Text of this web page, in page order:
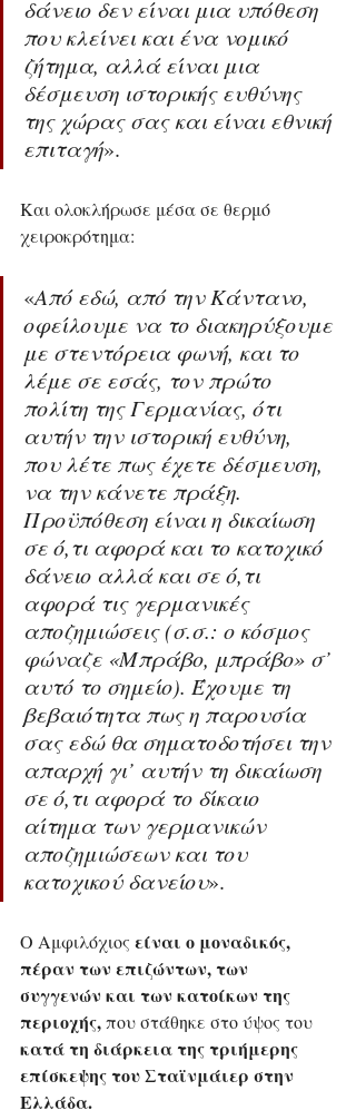
δάνειο δεν είναι μια υπόθεση
που κλείνει και ένα νομικό
ζήτημα, αλλά είναι μια
δέσμευση ιστορικής ευθύνης
της χώρας σας και είναι εθνική
επιταγή».
Και ολοκλήρωσε μέσα σε θερμό
χειροκρότημα:
«Από εδώ, από την Κάντανο,
οφείλουμε να το διακηρύξουμε
με στεντόρεια φωνή, και το
λέμε σε εσάς, τον πρώτο
πολίτη της Γερμανίας, ότι
αυτήν την ιστορική ευθύνη,
που λέτε πως έχετε δέσμευση,
να την κάνετε πράξη.
Προϋπόθεση είναι η δικαίωση
σε ό,τι αφορά και το κατοχικό
δάνειο αλλά και σε ό,τι
αφορά τις γερμανικές
αποζημιώσεις (σ.σ.: ο κόσμος
φώναζε «Μπράβο, μπράβο» σ’
αυτό το σημείο). Έχουμε τη
βεβαιότητα πως η παρουσία
σας εδώ θα σηματοδοτήσει την
απαρχή γι’ αυτήν τη δικαίωση
σε ό,τι αφορά το δίκαιο
αίτημα των γερμανικών
αποζημιώσεων και του
κατοχικού δανείου».
Ο Αμφιλόχιος είναι ο μοναδικός,
πέραν των επιζώντων, των
συγγενών και των κατοίκων της
περιοχής, που στάθηκε στο ύψος του
κατά τη διάρκεια της τριήμερης
επίσκεψης του Σταϊνμάιερ στην
Ελλάδα.